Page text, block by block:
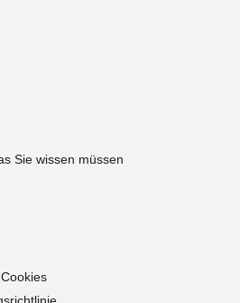
Sie wissen müssen